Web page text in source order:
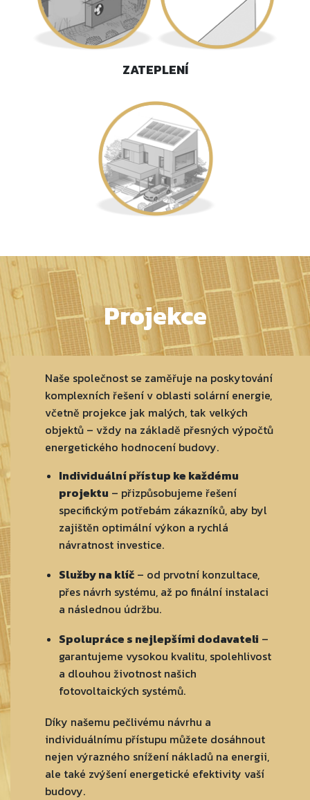
ZATEPLENÍ
Projekce
Naše společnost se zaměřuje na poskytování
komplexních řešení v oblasti solární energie,
včetně projekce jak malých, tak velkých
objektů – vždy na základě přesných výpočtů
energetického hodnocení budovy.
Individuální přístup ke každému
projektu – přizpůsobujeme řešení
specifickým potřebám zákazníků, aby byl
zajištěn optimální výkon a rychlá
návratnost investice.
Služby na klíč – od prvotní konzultace,
přes návrh systému, až po finální instalaci
a následnou údržbu.
Spolupráce s nejlepšími dodavateli –
garantujeme vysokou kvalitu, spolehlivost
a dlouhou životnost našich
fotovoltaických systémů.
Díky našemu pečlivému návrhu a
individuálnímu přístupu můžete dosáhnout
nejen výrazného snížení nákladů na energii,
ale také zvýšení energetické efektivity vaší
budovy.